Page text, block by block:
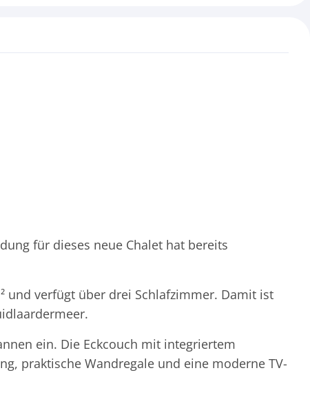
für dieses neue Chalet hat bereits
und verfügt über drei Schlafzimmer. Damit ist
ein. Die Eckcouch mit integriertem
praktische Wandregale und eine moderne TV-